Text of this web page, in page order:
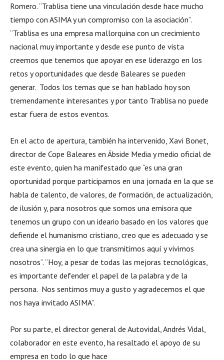
Romero. “Trablisa tiene una vinculación desde hace mucho
tiempo con ASIMA y un compromiso con la asociación”.
“Trablisa es una empresa mallorquina con un crecimiento
nacional muy importante y desde ese punto de vista
creemos que tenemos que apoyar en ese liderazgo en los
retos y oportunidades que desde Baleares se pueden
generar. Todos los temas que se han hablado hoy son
tremendamente interesantes y por tanto Trablisa no puede
estar fuera de estos eventos.
En el acto de apertura, también ha intervenido, Xavi Bonet,
director de Cope Baleares en Ábside Media y medio oficial de
este evento, quien ha manifestado que “es una gran
oportunidad porque participamos en una jornada en la que se
habla de talento, de valores, de formación, de actualización,
de ilusión y, para nosotros que somos una emisora que
tenemos un grupo con un ideario basado en los valores que
defiende el humanismo cristiano, creo que es adecuado y se
crea una sinergia en lo que transmitimos aquí y vivimos
nosotros”. “Hoy, a pesar de todas las mejoras tecnológicas,
es importante defender el papel de la palabra y de la
persona. Nos sentimos muy a gusto y agradecemos el que
nos haya invitado ASIMA”.
Por su parte, el director general de Autovidal, Andrés Vidal,
colaborador en este evento, ha resaltado el apoyo de su
empresa en todo lo que hace